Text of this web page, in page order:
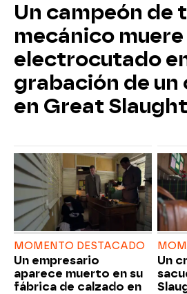
Un campeón de
mecánico muere
electrocutado
grabación de un
en Great
MOMENTO DESTACADO
Un empresario
aparece muerto en su
fábrica de calzado en
Un